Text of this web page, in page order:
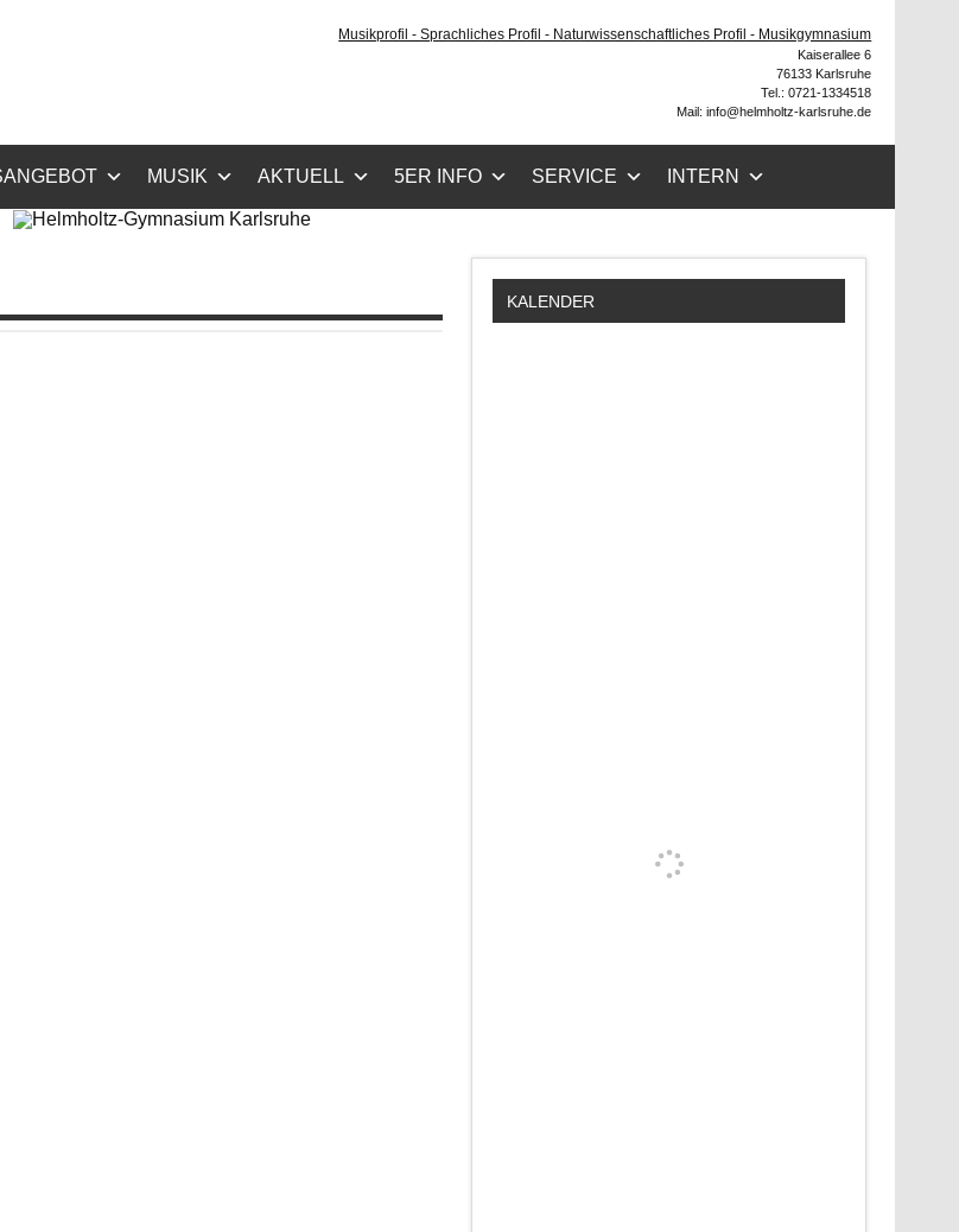
Gymnasium KarlsruheMusikprofil - Sprachliches Profil - Naturwissenschaftliches Profil - Musikgymnasium
Kaiserallee 6
76133 Karlsruhe
Tel.: 0721-1334518
Mail: info@helmholtz-karlsruhe.de
MUSIK AKTUELL 5ER INFO SERVICE INTERN
KALENDER